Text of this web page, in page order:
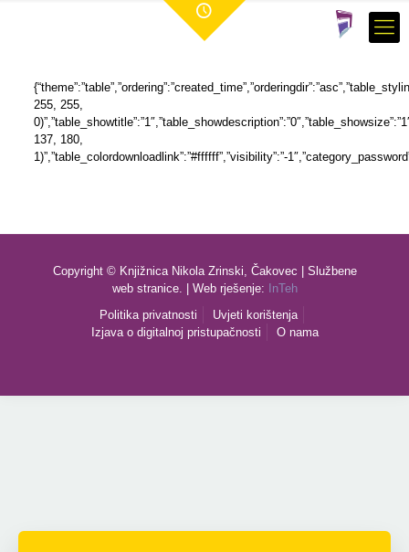
255, 255,
137, 180,
1)”,”table_colordownloadlink”:”#ffffff”,”visibility”:”-
Copyright © Knjižnica Nikola Zrinski, Čakovec | Službene
web stranice. | Web rješenje:
InTeh
Politika privatnosti
Uvjeti korištenja
Izjava o digitalnoj pristupačnosti
O nama